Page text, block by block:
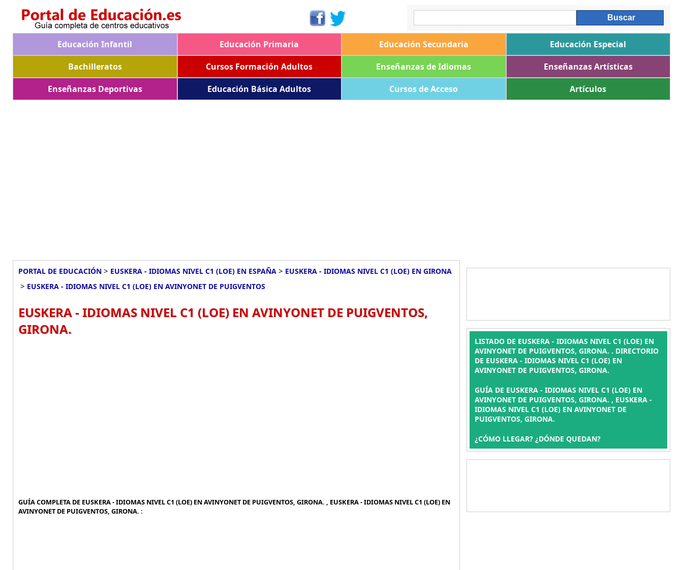
Educación Infantil Educación Primaria Educación Secundaria
Educación Especial
Bachilleratos
Cursos Formación Adultos Enseñanzas de Idiomas
Enseñanzas Artísticas
Enseñanzas Deportivas
Educación Básica Adultos Cursos de Acceso Artículos
PORTAL DE EDUCACIÓN > EUSKERA - IDIOMAS NIVEL C1 (LOE) EN ESPAÑA > EUSKERA - IDIOMAS NIVEL C1 (LOE) EN GIRONA
> EUSKERA - IDIOMAS NIVEL C1 (LOE) EN AVINYONET DE PUIGVENTOS
EUSKERA - IDIOMAS NIVEL C1 (LOE) EN AVINYONET DE PUIGVENTOS,
GIRONA.
GUÍA COMPLETA DE EUSKERA - IDIOMAS NIVEL C1 (LOE) EN AVINYONET DE PUIGVENTOS, GIRONA. , EUSKERA - IDIOMAS NIVEL C1 (LOE) EN
AVINYONET DE PUIGVENTOS, GIRONA. :
LISTADO DE EUSKERA - IDIOMAS NIVEL C1 (LOE) EN
AVINYONET DE PUIGVENTOS, GIRONA. . DIRECTORIO
DE EUSKERA - IDIOMAS NIVEL C1 (LOE) EN
AVINYONET DE PUIGVENTOS, GIRONA.
GUÍA DE EUSKERA - IDIOMAS NIVEL C1 (LOE) EN
AVINYONET DE PUIGVENTOS, GIRONA. , EUSKERA -
IDIOMAS NIVEL C1 (LOE) EN AVINYONET DE
PUIGVENTOS, GIRONA.
¿CÓMO LLEGAR? ¿DÓNDE QUEDAN?